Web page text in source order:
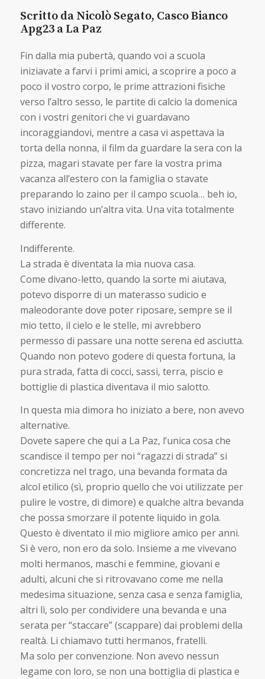
Scritto da Nicolò Segato, Casco Bianco
Apg23 a La Paz
Fin dalla mia pubertà, quando voi a scuola
iniziavate a farvi i primi amici, a scoprire a poco a
poco il vostro corpo, le prime attrazioni fisiche
verso l’altro sesso, le partite di calcio la domenica
con i vostri genitori che vi guardavano
incoraggiandovi, mentre a casa vi aspettava la
torta della nonna, il film da guardare la sera con la
pizza, magari stavate per fare la vostra prima
vacanza all’estero con la famiglia o stavate
preparando lo zaino per il campo scuola… beh io,
stavo iniziando un’altra vita. Una vita totalmente
differente.
Indifferente.
La strada è diventata la mia nuova casa.
Come divano-letto, quando la sorte mi aiutava,
potevo disporre di un materasso sudicio e
maleodorante dove poter riposare, sempre se il
mio tetto, il cielo e le stelle, mi avrebbero
permesso di passare una notte serena ed asciutta.
Quando non potevo godere di questa fortuna, la
pura strada, fatta di cocci, sassi, terra, piscio e
bottiglie di plastica diventava il mio salotto.
In questa mia dimora ho iniziato a bere, non avevo
alternative.
Dovete sapere che qui a La Paz, l’unica cosa che
scandisce il tempo per noi “ragazzi di strada” si
concretizza nel trago, una bevanda formata da
alcol etilico (sì, proprio quello che voi utilizzate per
pulire le vostre, di dimore) e qualche altra bevanda
che possa smorzare il potente liquido in gola.
Questo è diventato il mio migliore amico per anni.
Sì è vero, non ero da solo. Insieme a me vivevano
molti hermanos, maschi e femmine, giovani e
adulti, alcuni che si ritrovavano come me nella
medesima situazione, senza casa e senza famiglia,
altri lì, solo per condividere una bevanda e una
serata per “staccare” (scappare) dai problemi della
realtà. Li chiamavo tutti hermanos, fratelli.
Ma solo per convenzione. Non avevo nessun
legame con loro, se non una bottiglia di plastica e